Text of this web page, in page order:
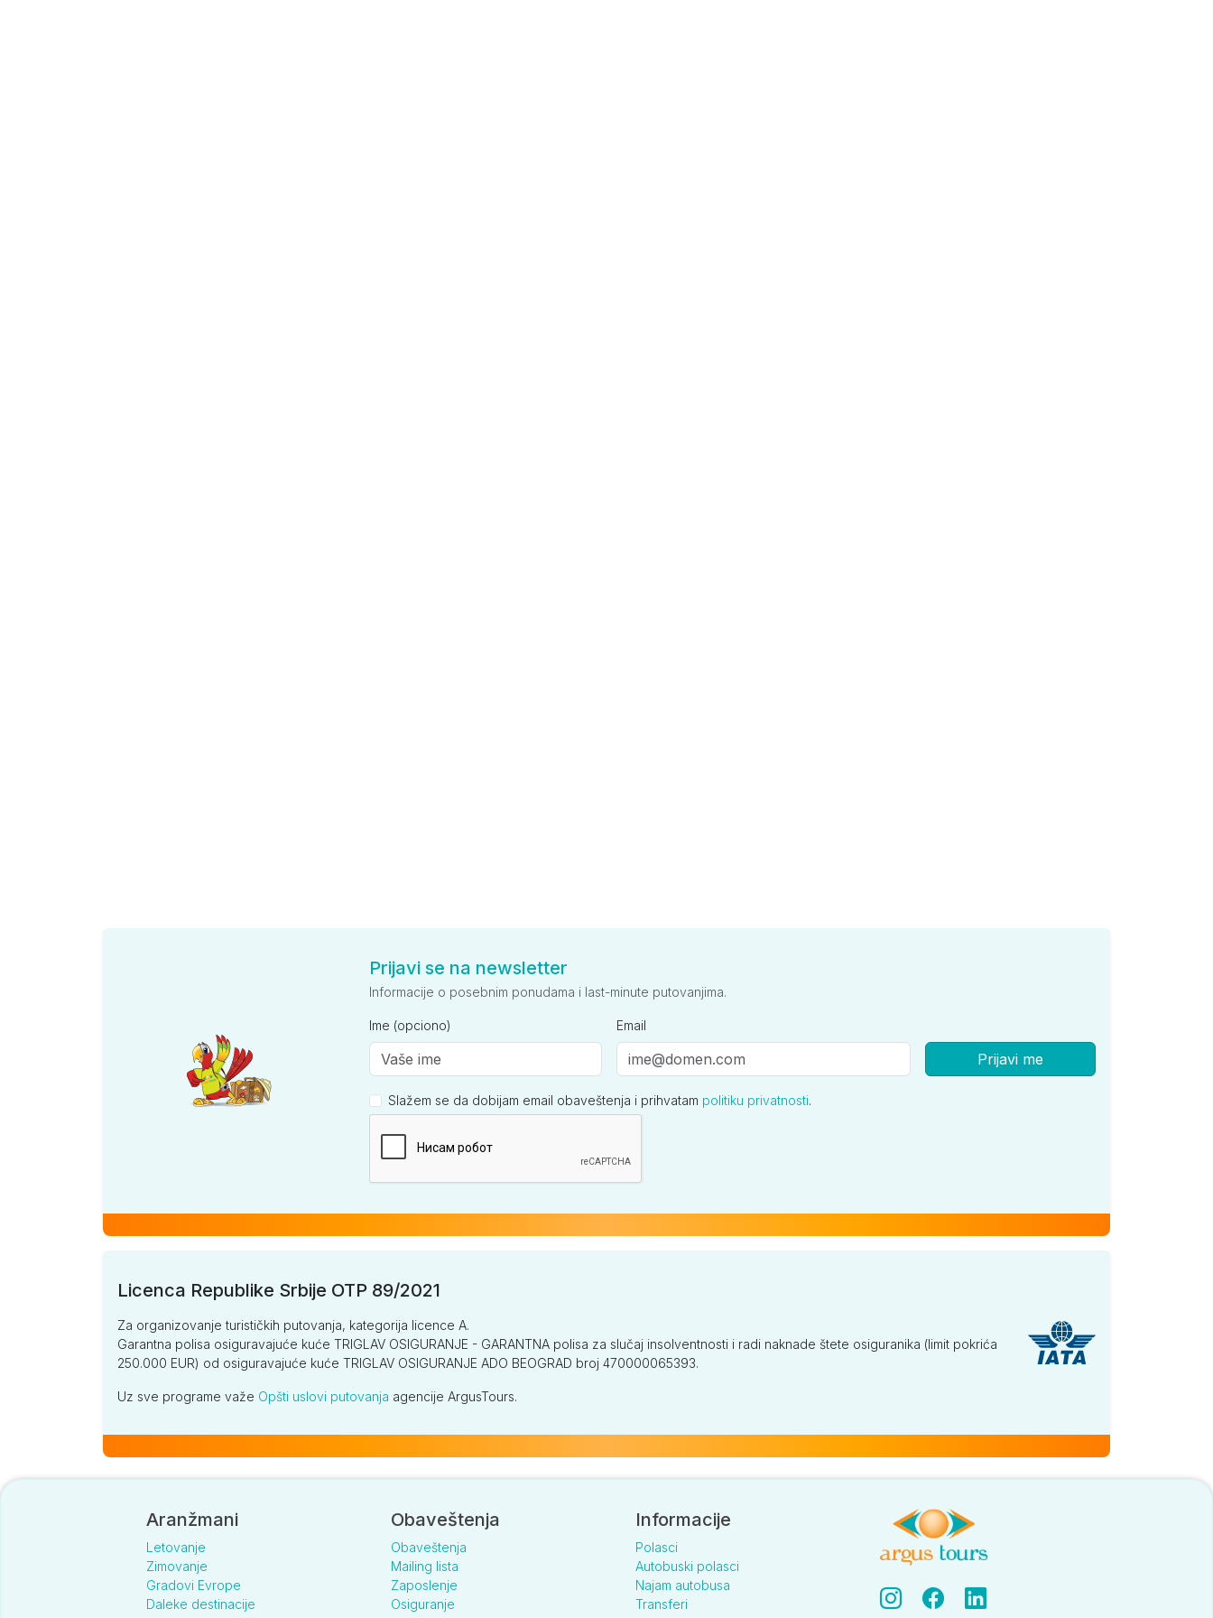
Prijavi se na newsletter
Informacije o posebnim ponudama i last-minute putovanjima.
Ime (opciono) Email
Prijavi me
Slažem se da dobijam email obaveštenja i prihvatam politiku privatnosti.
Licenca Republike Srbije OTP 89/2021
Za organizovanje turističkih putovanja, kategorija licence A.
Garantna polisa osiguravajuće kuće TRIGLAV OSIGURANJE - GARANTNA polisa za slučaj insolventnosti i radi naknade štete osiguranika (limit pokrića
250.000 EUR) od osiguravajuće kuće TRIGLAV OSIGURANJE ADO BEOGRAD broj 470000065393.
Uz sve programe važe Opšti uslovi putovanja agencije ArgusTours.
Aranžmani
Letovanje
Zimovanje
Gradovi Evrope
Daleke destinacije
Obaveštenja
Obaveštenja
Mailing lista
Zaposlenje
Osiguranje
Informacije
Polasci
Autobuski polasci
Najam autobusa
Transferi